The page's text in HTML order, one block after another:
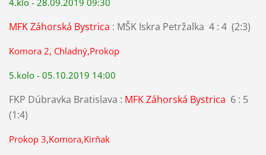
MFK Záhorská Bystrica : MŠK Iskra Petržalka 4 : 4 (2:3)
Komora 2, Chladný,Prokop
5.kolo - 05.10.2019 14:00
FKP Dúbravka Bratislava : MFK Záhorská Bystrica 6 : 5
(1:4)
Prokop 3,Komora,Kirňak